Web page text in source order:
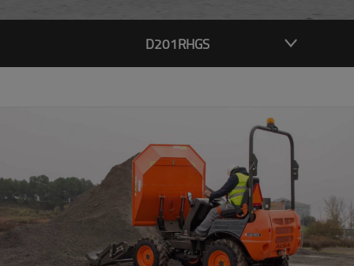
D201RHGS